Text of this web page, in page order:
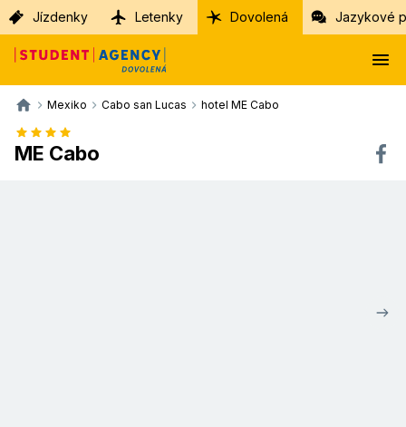
Jízdenky Letenky Dovolená Jazykové
Mexiko Cabo san Lucas hotel ME Cabo
ME Cabo